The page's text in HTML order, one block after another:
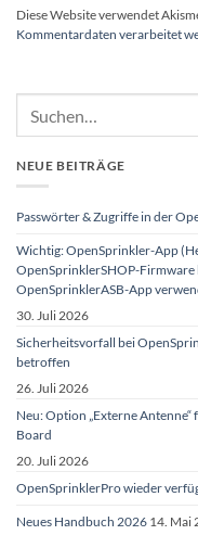
Diese Website verwendet
Kommentardaten verarbeitet
NEUE BEITRÄGE
Passwörter & Zugriffe in der
Wichtig: OpenSprinkler-App
OpenSprinklerSHOP-
OpenSprinklerASB-App
30. Juli 2026
Sicherheitsvorfall bei
betroffen
26. Juli 2026
Neu: Option „Externe
Board
20. Juli 2026
OpenSprinklerPro wieder
Neues Handbuch 2026 14. Mai